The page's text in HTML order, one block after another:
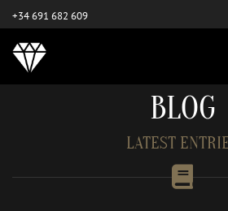
+34 691 682 609
BLOG
LATEST